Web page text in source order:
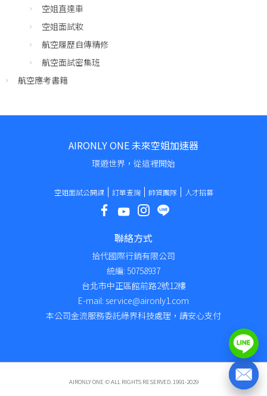
空姐直達車
空姐面試妝
航空履歷自傳精修
航空面試密集班
航空應考書籍
AIRONLY ONE 未來空姐加速器
環遊世界，從這裡開始
空姐面試公開課 訂單查詢 師資團隊 人才招募
聯絡方式
拾代國際行銷有限公司
統編: 50758937
台北市中正區館前路2號12樓
E-mail: service@aironly1.com
本公司金流服務委託綠界科技處理，請安心支付
AIRONLY ONE © ALL RIGHTS RESERVED. 1991-2029